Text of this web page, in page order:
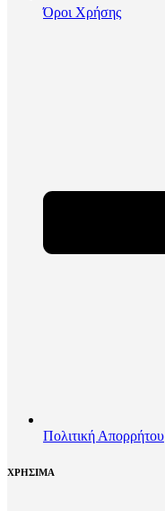
Όροι Χρήσης
Πολιτική Απορρήτου
ΧΡΗΣΙΜΑ